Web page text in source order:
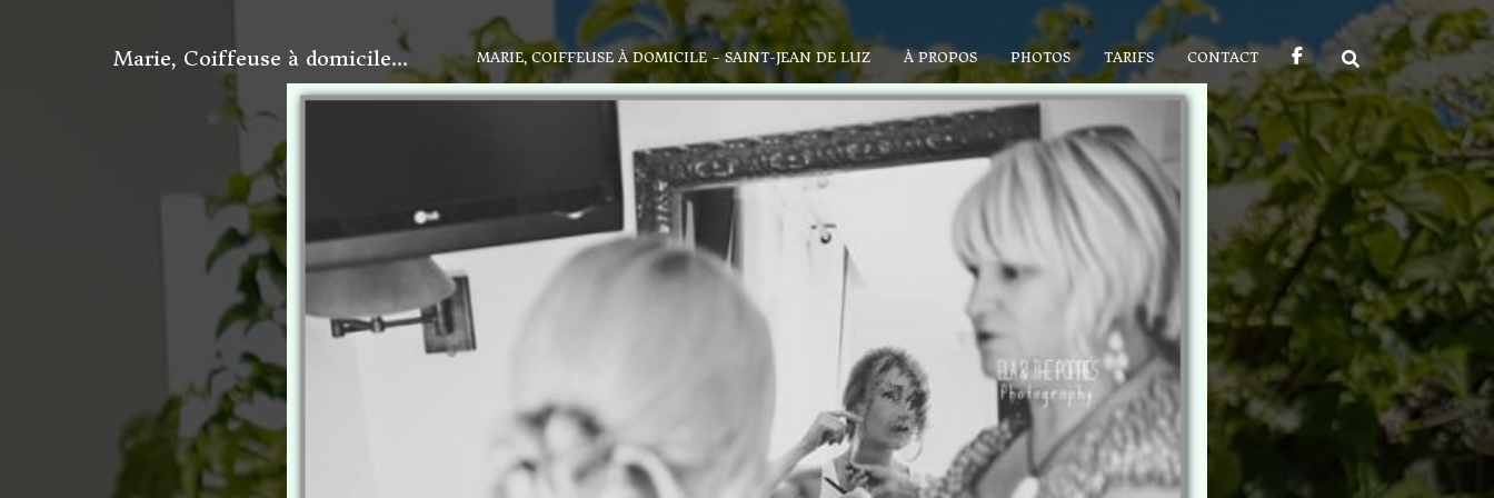
Marie, Coiffeuse à domicile... MARIE, COIFFEUSE À DOMICILE – SAINT-JEAN DE LUZ À PROPOS PHOTOS TARIFS CONTACT